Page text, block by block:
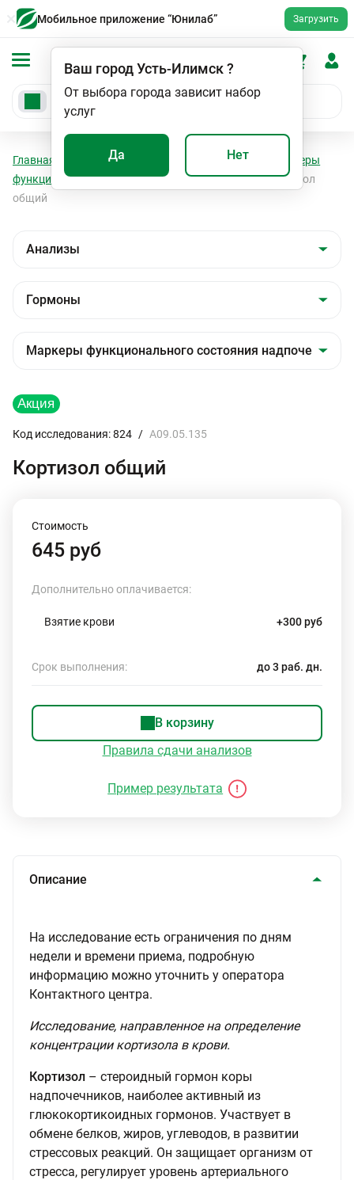
Мобильное приложение “Юнилаб” Загрузить
Ваш городУсть-Илимск?
От выбора города зависит набор
услуг
Да Нет
Главная Анализы Гормоны
Маркеры
функционального состояния надпочечников
Кортизол
общий
Код исследования: 824 / A09.05.135
Кортизол общий
Стоимость
645 руб
Дополнительно оплачивается:
Взятие крови +300 руб
Срок выполнения: до 3 раб. дн.
В корзину
Правила сдачи анализов
Пример результата
Описание
На исследование есть ограничения по дням
недели и времени приема, подробную
информацию можно уточнить у оператора
Контактного центра.
Исследование, направленное на определение
концентрации кортизола в крови.
Кортизол – стероидный гормон коры
надпочечников, наиболее активный из
глюкокортикоидных гормонов. Участвует в
обмене белков, жиров, углеводов, в развитии
стрессовых реакций. Он защищает организм от
стресса, регулирует уровень артериального